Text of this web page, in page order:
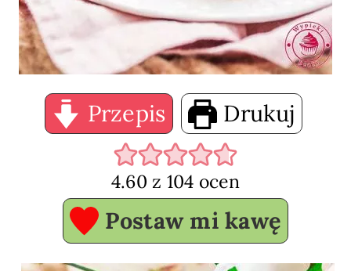
Przepis Drukuj
4.60 z 104 ocen
Postaw mi kawę